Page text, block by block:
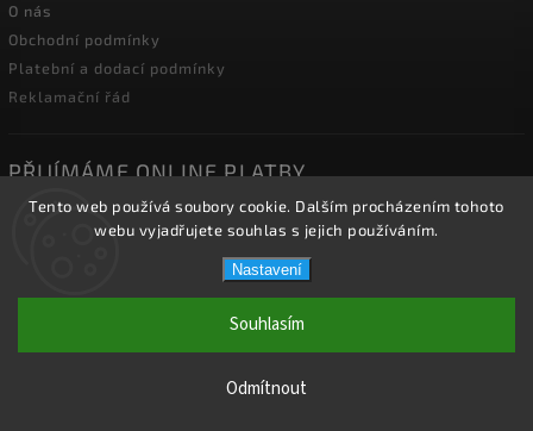
Tento web používá soubory cookie. Dalším procházením tohoto
webu vyjadřujete souhlas s jejich používáním.
Nastavení
Odmítnout
Souhlasím
O nás
Obchodní podmínky
Platební a dodací podmínky
Reklamační řád
PŘIJÍMÁME ONLINE PLATBY